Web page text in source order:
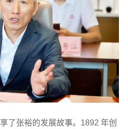
了张裕的发展故事。1892 年创